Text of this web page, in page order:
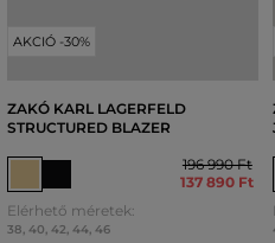
AKCIÓ -30%
ZAKÓ KARL LAGERFELD
STRUCTURED BLAZER
196 990 Ft
137 890 Ft
Elérhető méretek:
38, 40, 42, 44, 46